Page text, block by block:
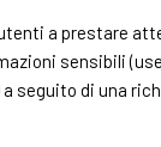
a prestare
sensibili
seguito di una